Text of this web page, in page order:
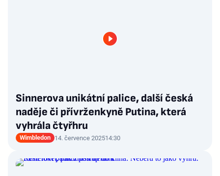
Sinnerova unikátní palice, další česká
naděje či přívrženkyně Putina, která
vyhrála čtyřhru
Wimbledon 14. července 202514:30